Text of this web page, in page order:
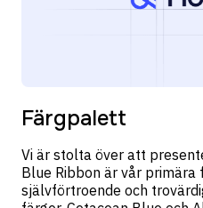
Färgpalett
Vi är stolta över att
Blue Ribbon är vår primära
självförtroende och